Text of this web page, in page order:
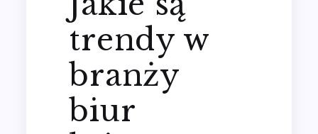
trendy w
branży
biur